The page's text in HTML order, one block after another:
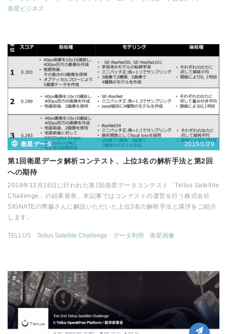
衛星ビジネス
衛星データ 2019/1/29
第1回衛星データ解析コンテスト、上位3名の解析手法と第2回
への期待
2018年12月18日に行われた第1回衛星データコンテスト「Tellus Satellite
Challenge」の結果発表。本記事ではコンテストの運営を行う株式会社
SIGNATEの齊藤さんに解説いただいた上位3名の解析手法と講評をご紹介
します。
TELLUS Tellus Satellite Challenge データ利用 衛星画像